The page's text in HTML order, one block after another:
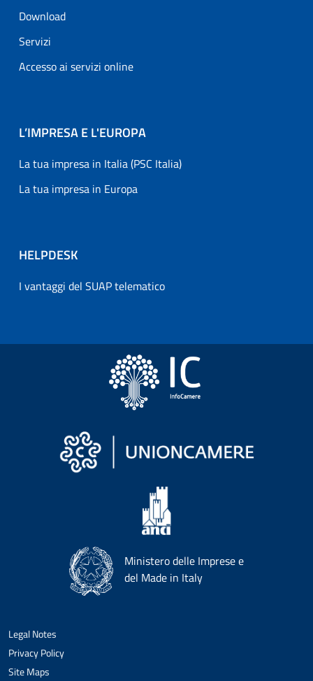
Download
Servizi
Accesso ai servizi online
L’IMPRESA E L'EUROPA
La tua impresa in Italia (PSC Italia)
La tua impresa in Europa
HELPDESK
I vantaggi del SUAP telematico
Ministero delle Imprese e
del Made in Italy
Legal Notes
Privacy Policy
Site Maps